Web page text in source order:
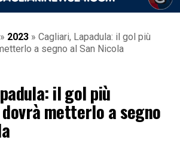
» 2023 » Cagliari, Lapadula: il gol più
a segno al San Nicola
il gol più
metterlo a segno